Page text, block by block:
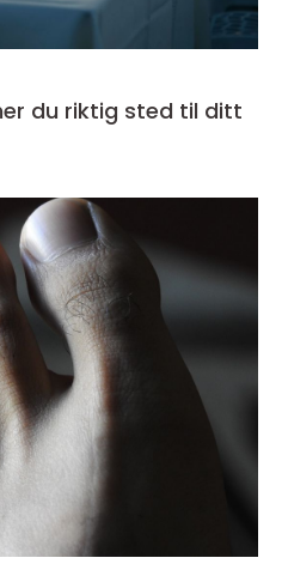
du riktig sted til ditt